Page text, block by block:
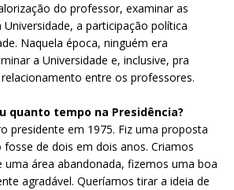
do professor, examinar as
a participação política
Naquela época, ninguém era
a Universidade e, inclusive, pra
entre os professores.
quanto tempo na Presidência?
presidente em 1975. Fiz uma proposta
de dois em dois anos. Criamos
uma área abandonada, fizemos uma boa
agradável. Queríamos tirar a ideia de